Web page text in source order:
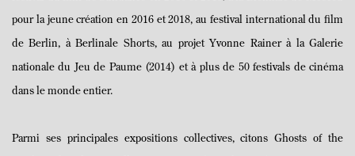
pour la jeune création en 2016 et 2018, au festival international du film
de Berlin, à Berlinale Shorts, au projet Yvonne Rainer à la Galerie
nationale du Jeu de Paume (2014) et à plus de 50 festivals de cinéma
dans le monde entier.
Parmi ses principales expositions collectives, citons Ghosts of the